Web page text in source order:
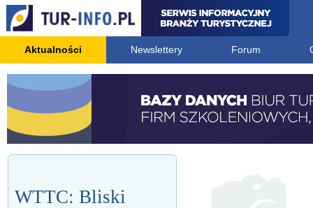
Aktualności Newslettery Forum
WTTC: Bliski